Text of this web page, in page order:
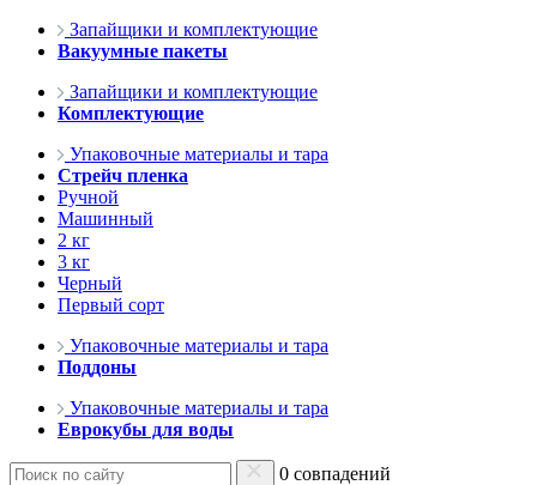
Запайщики и комплектующие
Вакуумные пакеты
Запайщики и комплектующие
Комплектующие
Упаковочные материалы и тара
Стрейч пленка
Ручной
Машинный
2 кг
3 кг
Черный
Первый сорт
Упаковочные материалы и тара
Поддоны
Упаковочные материалы и тара
Еврокубы для воды
0 совпадений